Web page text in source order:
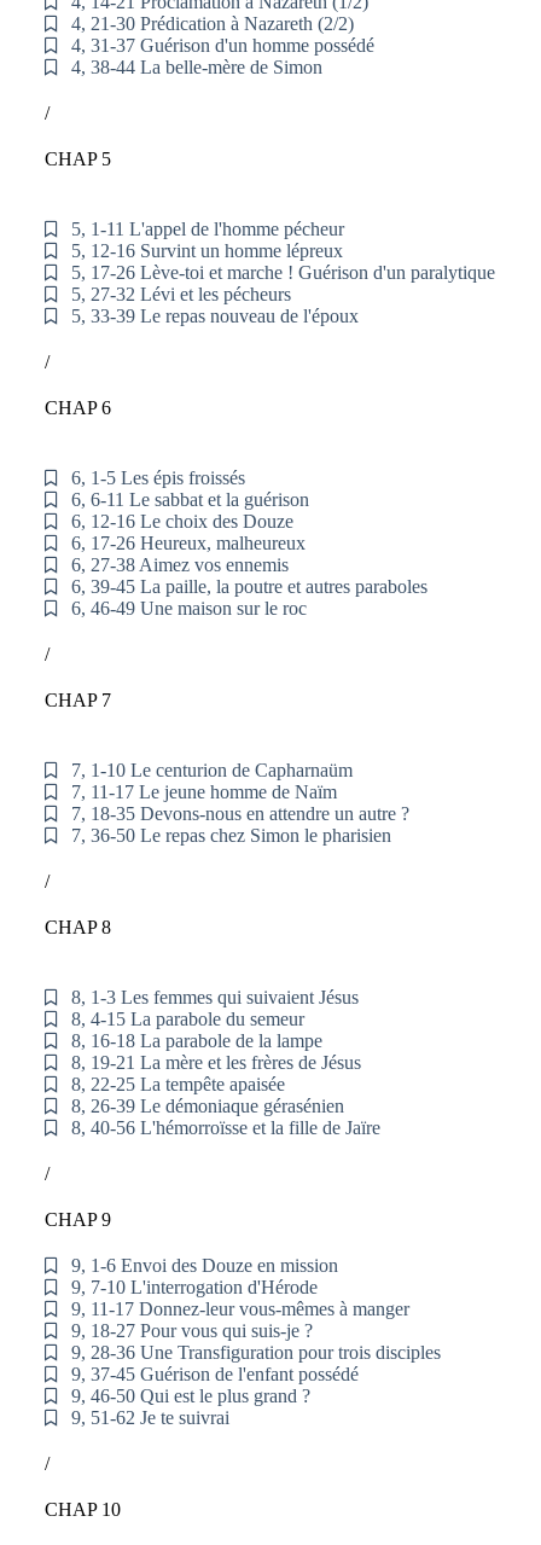
4, 21-30 Prédication à Nazareth (2/2)
4, 31-37 Guérison d'un homme possédé
4, 38-44 La belle-mère de Simon
/
CHAP 5
5, 1-11 L'appel de l'homme pécheur
5, 12-16 Survint un homme lépreux
5, 17-26 Lève-toi et marche ! Guérison d'un paralytique
5, 27-32 Lévi et les pécheurs
5, 33-39 Le repas nouveau de l'époux
/
CHAP 6
6, 1-5 Les épis froissés
6, 6-11 Le sabbat et la guérison
6, 12-16 Le choix des Douze
6, 17-26 Heureux, malheureux
6, 27-38 Aimez vos ennemis
6, 39-45 La paille, la poutre et autres paraboles
6, 46-49 Une maison sur le roc
/
CHAP 7
7, 1-10 Le centurion de Capharnaüm
7, 11-17 Le jeune homme de Naïm
7, 18-35 Devons-nous en attendre un autre ?
7, 36-50 Le repas chez Simon le pharisien
/
CHAP 8
8, 1-3 Les femmes qui suivaient Jésus
8, 4-15 La parabole du semeur
8, 16-18 La parabole de la lampe
8, 19-21 La mère et les frères de Jésus
8, 22-25 La tempête apaisée
8, 26-39 Le démoniaque gérasénien
8, 40-56 L'hémorroïsse et la fille de Jaïre
/
CHAP 9
9, 1-6 Envoi des Douze en mission
9, 7-10 L'interrogation d'Hérode
9, 11-17 Donnez-leur vous-mêmes à manger
9, 18-27 Pour vous qui suis-je ?
9, 28-36 Une Transfiguration pour trois disciples
9, 37-45 Guérison de l'enfant possédé
9, 46-50 Qui est le plus grand ?
9, 51-62 Je te suivrai
/
CHAP 10